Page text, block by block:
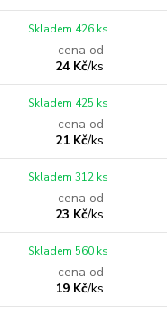
cena od
24 Kč/ks
Skladem 426 ks
cena od
21 Kč/ks
Skladem 425 ks
cena od
23 Kč/ks
Skladem 312 ks
cena od
19 Kč/ks
Skladem 560 ks